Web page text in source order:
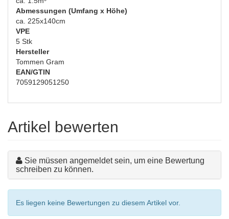
Abmessungen (Umfang x Höhe)
ca. 225x140cm
VPE
5 Stk
Hersteller
Tommen Gram
EAN/GTIN
7059129051250
Artikel bewerten
Sie müssen angemeldet sein, um eine Bewertung
schreiben zu können.
Es liegen keine Bewertungen zu diesem Artikel vor.